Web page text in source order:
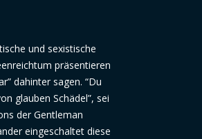
und sexistische
präsentieren
dahinter sagen. “Du
glauben Schädel”, sei
der Gentleman
eingeschaltet diese